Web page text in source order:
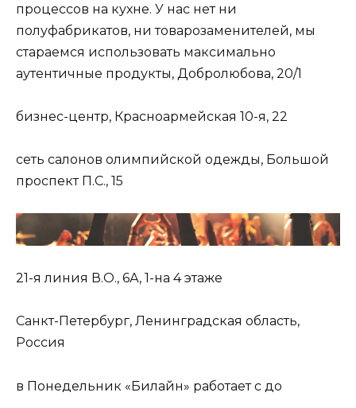
процессов на кухне. У нас нет ни
полуфабрикатов, ни товарозаменителей, мы
стараемся использовать максимально
аутентичные продукты, Добролюбова, 20/1
бизнес-центр, Красноармейская 10-я, 22
сеть салонов олимпийской одежды, Большой
проспект П.С., 15
21-я линия В.О., 6А, 1-на 4 этаже
Санкт-Петербург, Ленинградская область,
Россия
в Понедельник «Билайн» работает с до